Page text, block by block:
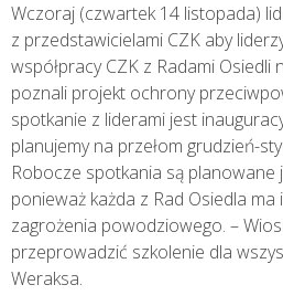
Wczoraj (czwartek 14 listopada)
z przedstawicielami CZK aby
współpracy CZK z Radami
poznali projekt ochrony
spotkanie z liderami jest
planujemy na przełom grudzień-
Robocze spotkania są planowane
ponieważ każda z Rad Osiedla
zagrożenia powodziowego. –
przeprowadzić szkolenie dla
Weraksa.